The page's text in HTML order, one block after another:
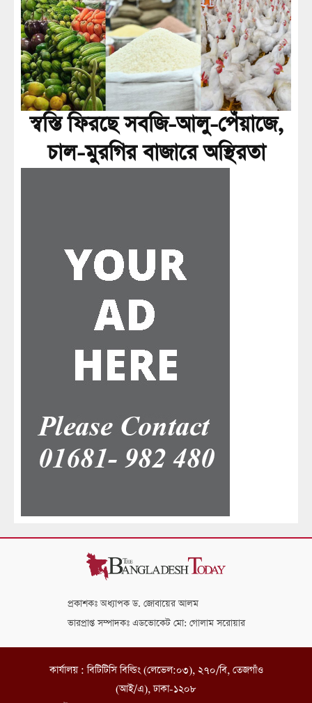
স্বস্তি ফিরছে সবজি-আলু-পেঁয়াজে,
চাল-মুরগির বাজারে অস্থিরতা
প্রকাশকঃ অধ্যাপক ড. জোবায়ের আলম
ভারপ্রাপ্ত সম্পাদকঃ এডভোকেট মো: গোলাম সরোয়ার
কার্যালয় : বিটিটিসি বিল্ডিং (লেভেল:০৩), ২৭০/বি, তেজগাঁও
(আই/এ), ঢাকা-১২০৮